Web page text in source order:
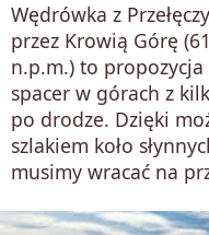
Wędrówka z
przez Krowią Górę
n.p.m.) to
spacer w górach z
po drodze. Dzięki
szlakiem koło
musimy wracać na